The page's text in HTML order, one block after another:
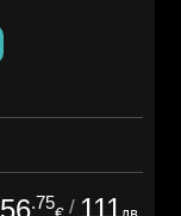
.75 / 111